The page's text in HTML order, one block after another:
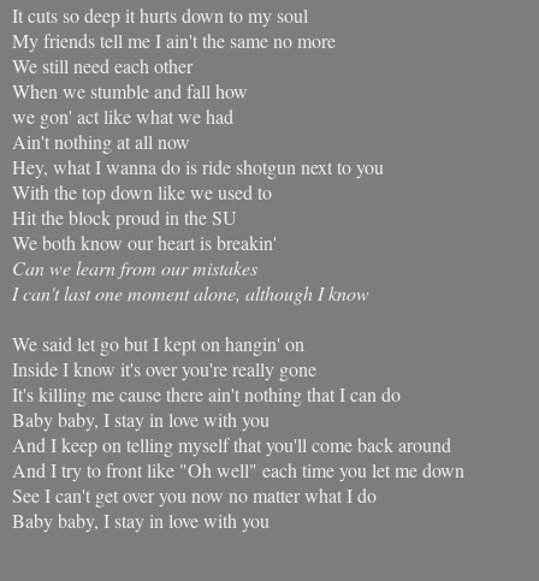
It cuts so deep it hurts down to my soul
My friends tell me I ain't the same no more
We still need each other
When we stumble and fall how
we gon' act like what we had
Ain't nothing at all now
Hey, what I wanna do is ride shotgun next to you
With the top down like we used to
Hit the block proud in the SU
We both know our heart is breakin'
Can we learn from our mistakes
I can't last one moment alone, although I know
We said let go but I kept on hangin' on
Inside I know it's over you're really gone
It's killing me cause there ain't nothing that I can do
Baby baby, I stay in love with you
And I keep on telling myself that you'll come back around
And I try to front like "Oh well" each time you let me down
See I can't get over you now no matter what I do
Baby baby, I stay in love with you